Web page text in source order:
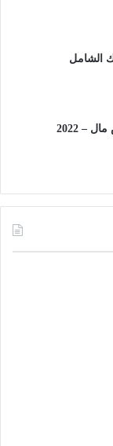
الشامل
– 2022